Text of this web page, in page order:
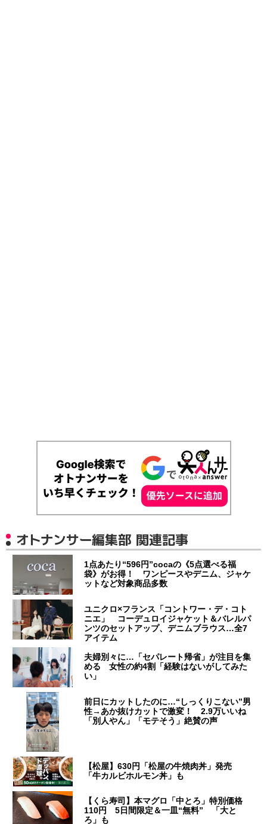
オトナンサー編集部 関連記事
1点あたり“596円”cocaの《5点選べる福
袋》がお得！ ワンピースやデニム、ジャケ
ットなど対象商品多数
ユニクロ×フランス「コントワー・デ・コト
ニエ」 コーデュロイジャケット＆バレルパ
ンツのセットアップ、デニムブラウス…全7
アイテム
夫婦別々に…「セパレート帰省」が注目を集
める 女性の約4割「経験はないがしてみた
い」
前日にカットしたのに…“しっくりこない”男
性→あか抜けカットで激変！ 2.9万いいね
「別人やん」「モテそう」絶賛の声
【松屋】630円「松屋の牛焼肉丼」発売
「牛カルビホルモン丼」も
【くら寿司】本マグロ「中とろ」特別価格
110円 5日間限定＆一皿“無料” 「大と
ろ」も